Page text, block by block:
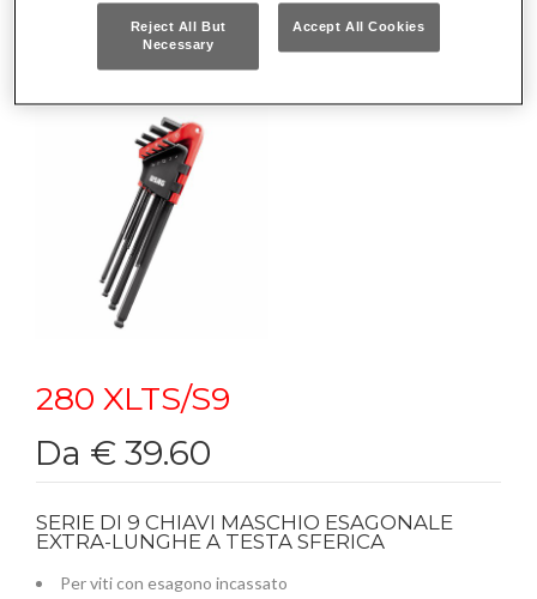
280 XLTS/S9
Da € 39.60
SERIE DI 9 CHIAVI MASCHIO ESAGONALE
EXTRA-LUNGHE A TESTA SFERICA
Per viti con esagono incassato
Reject All But
Necessary
Accept All Cookies